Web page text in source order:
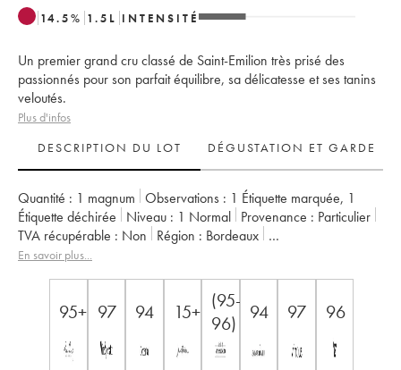
14.5% 1.5 L INTENSITÉ
Un premier grand cru classé de Saint-Emilion très prisé des
passionnés pour son parfait équilibre, sa délicatesse et ses tanins
veloutés.
Plus d'infos
DESCRIPTION DU LOT
DÉGUSTATION ET GARDE
Quantité : 1 magnum Observations : 1 Étiquette marquée, 1
Étiquette déchirée
Niveau : 1 Normal Provenance : particulier
TVA récupérable :
non Région :
Bordeaux
Appellation :
Famille Corre-Macquin
En savoir plus...
95+ 97 94 15+ (95-
96)
94 97 96